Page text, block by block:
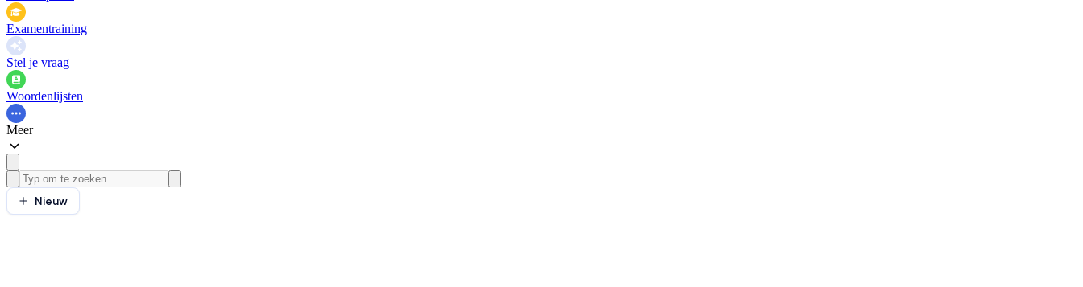
Examentraining
Stel je vraag
Woordenlijsten
Meer
Nieuw